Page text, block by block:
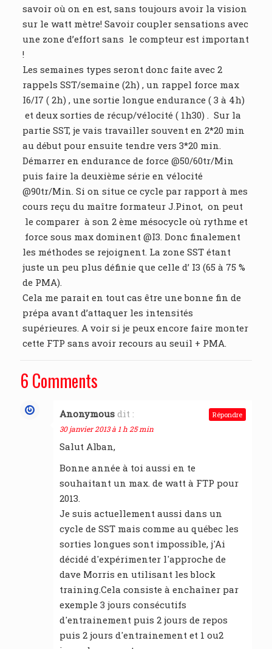
savoir où on en est, sans toujours avoir la vision
sur le watt mètre! Savoir coupler sensations avec
une zone d’effort sans le compteur est important
!
Les semaines types seront donc faite avec 2
rappels SST/semaine (2h) , un rappel force max
I6/I7 ( 2h) , une sortie longue endurance ( 3 à 4h)
et deux sorties de récup/vélocité ( 1h30) . Sur la
partie SST, je vais travailler souvent en 2*20 min
au début pour ensuite tendre vers 3*20 min.
Démarrer en endurance de force @50/60tr/Min
puis faire la deuxième série en vélocité
@90tr/Min. Si on situe ce cycle par rapport à mes
cours reçu du maître formateur J.Pinot, on peut
le comparer à son 2 ème mésocycle où rythme et
force sous max dominent @I3. Donc finalement
les méthodes se rejoignent. La zone SST étant
juste un peu plus définie que celle d’ I3 (65 à 75 %
de PMA).
Cela me parait en tout cas être une bonne fin de
prépa avant d’attaquer les intensités
supérieures. A voir si je peux encore faire monter
cette FTP sans avoir recours au seuil + PMA.
6 Comments
Anonymous dit :
30 janvier 2013 à 1 h 25 min
Salut Alban,
Bonne année à toi aussi en te
souhaitant un max. de watt à FTP pour
2013.
Je suis actuellement aussi dans un
cycle de SST mais comme au québec les
sorties longues sont impossible, j'Ai
décidé d'expérimenter l'approche de
dave Morris en utilisant les block
training.Cela consiste à enchaîner par
exemple 3 jours consécutifs
d'entrainement puis 2 jours de repos
puis 2 jours d'entrainement et 1 ou2
Répondre